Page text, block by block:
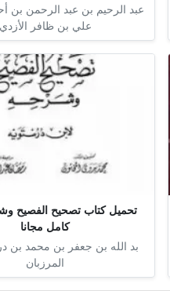
عبد الرحيم بن عبد الرحمن بن
علي بن ظافر الأزدي
كامل مجانا
بد الله بن جعفر بن محمد بن
المرزبان